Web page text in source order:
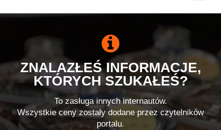
ZNALAZŁEŚ INFORMACJE,
KTÓRYCH SZUKAŁEŚ?
To zasługa innych internautów.
Wszystkie ceny zostały dodane przez czytelników
portalu.